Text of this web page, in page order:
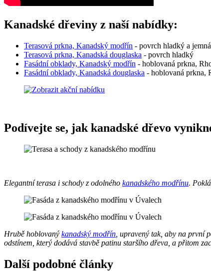
Kanadské dřeviny z naší nabídky:
Terasová prkna, Kanadský modřín - povrch hladký a
Terasová prkna, Kanadská douglaska - povrch hladký
Fasádní obklady, Kanadský modřín - hoblovaná prkna,
Fasádní obklady, Kanadská douglaska - hoblovaná prkna,
Podívejte se, jak kanadské dřevo
Elegantní terasa i schody z odolného kanadského modřínu.
Hrubě hoblovaný kanadský modřín , upravený tak, aby na první
odstínem, který dodává stavbě patinu staršího dřeva, a přitom
Další podobné články